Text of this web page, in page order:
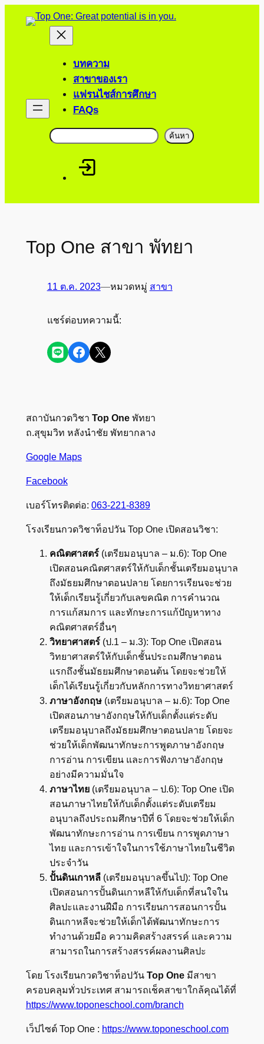
บทความ
สาขาของเรา
แฟรนไชส์การศึกษา
FAQs
ค้นหา ค้นหา
Top One สาขา พัทยา
11 ต.ค. 2023—หมวดหมู่ สาขา
แชร์ต่อบทความนี้:
Share on LINEShare on Facebook
Share on X
สถาบันกวดวิชา Top One พัทยา
ถ.สุขุมวิท หลังนำชัย พัทยากลาง
Google Maps
Facebook
เบอร์โทรติดต่อ: 063-221-8389
โรงเรียนกวดวิชาท็อปวัน Top One เปิดสอนวิชา:
คณิตศาสตร์(เตรียมอนุบาล – ม.6): Top One
เปิดสอนคณิตศาสตร์ให้กับเด็กชั้นเตรียมอนุบาล
ถึงมัธยมศึกษาตอนปลาย โดยการเรียนจะช่วย
ให้เด็กเรียนรู้เกี่ยวกับเลขคณิต การคำนวณ
การแก้สมการ และทักษะการแก้ปัญหาทาง
คณิตศาสตร์อื่นๆ
วิทยาศาสตร์(ป.1 – ม.3): Top One เปิดสอน
วิทยาศาสตร์ให้กับเด็กชั้นประถมศึกษาตอน
แรกถึงชั้นมัธยมศึกษาตอนต้น โดยจะช่วยให้
เด็กได้เรียนรู้เกี่ยวกับหลักการทางวิทยาศาสตร์
ภาษาอังกฤษ(เตรียมอนุบาล – ม.6): Top One
เปิดสอนภาษาอังกฤษให้กับเด็กตั้งแต่ระดับ
เตรียมอนุบาลถึงมัธยมศึกษาตอนปลาย โดยจะ
ช่วยให้เด็กพัฒนาทักษะการพูดภาษาอังกฤษ
การอ่าน การเขียน และการฟังภาษาอังกฤษ
อย่างมีความมั่นใจ
ภาษาไทย(เตรียมอนุบาล – ป.6): Top One เปิด
สอนภาษาไทยให้กับเด็กตั้งแต่ระดับเตรียม
อนุบาลถึงประถมศึกษาปีที่ 6 โดยจะช่วยให้เด็ก
พัฒนาทักษะการอ่าน การเขียน การพูดภาษา
ไทย และการเข้าใจในการใช้ภาษาไทยในชีวิต
ประจำวัน
ปั้นดินเกาหลี(เตรียมอนุบาลขึ้นไป): Top One
เปิดสอนการปั้นดินเกาหลีให้กับเด็กที่สนใจใน
ศิลปะและงานฝีมือ การเรียนการสอนการปั้น
ดินเกาหลีจะช่วยให้เด็กได้พัฒนาทักษะการ
ทำงานด้วยมือ ความคิดสร้างสรรค์ และความ
สามารถในการสร้างสรรค์ผลงานศิลปะ
โดย โรงเรียนกวดวิชาท็อปวัน Top Oneมีสาขา
ครอบคลุมทั่วประเทศ สามารถเช็คสาขาใกล้คุณได้ที่
https://www.toponeschool.com/branch
เว็ปไซต์ Top One : https://www.toponeschool.com